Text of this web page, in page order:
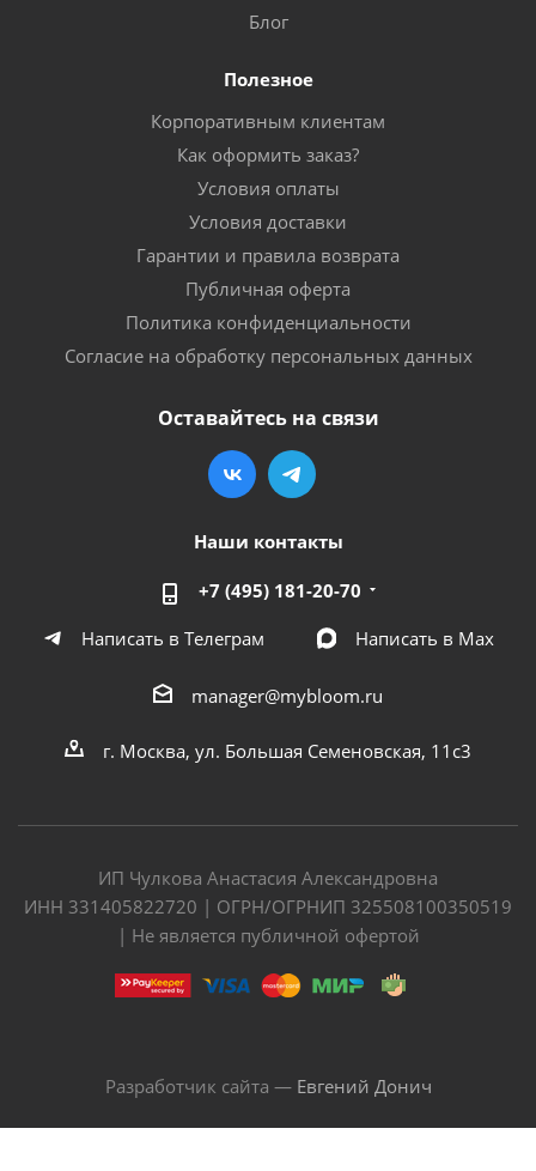
Блог
Полезное
Корпоративным клиентам
Как оформить заказ?
Условия оплаты
Условия доставки
Гарантии и правила возврата
Публичная оферта
Политика конфиденциальности
Согласие на обработку персональных данных
Оставайтесь на связи
Наши контакты
+7 (495) 181-20-70
Написать в Телеграм
Написать в Мах
manager@mybloom.ru
г. Москва, ул. Большая Семеновская, 11с3
ИП Чулкова Анастасия Александровна
ИНН 331405822720 | ОГРН/ОГРНИП 325508100350519
| Не является публичной офертой
Разработчик сайта — Евгений Донич